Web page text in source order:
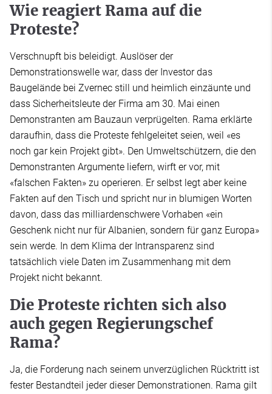
Wie reagiert Rama auf die
Proteste?
Verschnupft bis beleidigt. Auslöser der
Demonstrationswelle war, dass der Investor das
Baugelände bei Zvernec still und heimlich einzäunte und
dass Sicherheitsleute der Firma am 30. Mai einen
Demonstranten am Bauzaun verprügelten. Rama erklärte
daraufhin, dass die Proteste fehlgeleitet seien, weil «es
noch gar kein Projekt gibt». Den Umweltschützern, die den
Demonstranten Argumente liefern, wirft er vor, mit
«falschen Fakten» zu operieren. Er selbst legt aber keine
Fakten auf den Tisch und spricht nur in blumigen Worten
davon, dass das milliardenschwere Vorhaben «ein
Geschenk nicht nur für Albanien, sondern für ganz Europa»
sein werde. In dem Klima der Intransparenz sind
tatsächlich viele Daten im Zusammenhang mit dem
Projekt nicht bekannt.
Die Proteste richten sich also
auch gegen Regierungschef
Rama?
Ja, die Forderung nach seinem unverzüglichen Rücktritt ist
fester Bestandteil jeder dieser Demonstrationen. Rama gilt